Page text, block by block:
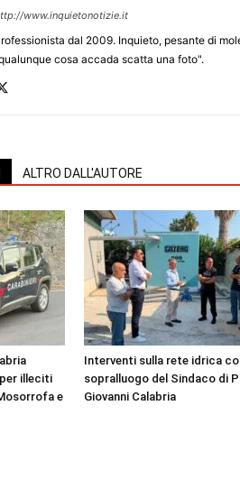
www.inquietonotizie.it
dal 2009. Inquieto, pesante di
cosa accada scatta una foto".
ALTRO DALL'AUTORE
illeciti
e
Interventi sulla rete idrica
sopralluogo del Sindaco di
Giovanni Calabria